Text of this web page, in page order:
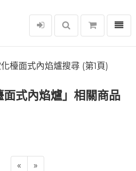
選單
檯面式內焰爐搜尋 (第1頁)
面式內焰爐」相關商品
« »